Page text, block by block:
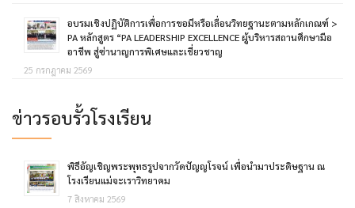
อบรมเชิงปฏิบัติการเพื่อการขอมีหรือเลื่อนวิทยฐานะตามหลักเกณฑ์ >
PA หลักสูตร “PA LEADERSHIP EXCELLENCE ผู้บริหารสถานศึกษามือ
อาชีพ สู่ซ่านาญการพิเศษและเชี่ยวชาญ
25 กรกฎาคม 2569
ข่าวรอบรั้วโรงเรียน
พิธีอัญเชิญพระพุทธรูปจากวัดปัญญโรจน์ เพื่อนำมาประดิษฐาน ณ
โรงเรียนแม่จะเราวิทยาคม
7 สิงหาคม 2569